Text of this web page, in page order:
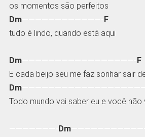
os momentos são perfeitos
Dm————————————- F
tudo é lindo, quando está aqui
Dm—————————————————- F
E cada beijo seu me faz sonhar sair
Dm
Todo mundo vai saber eu e você não
Dm